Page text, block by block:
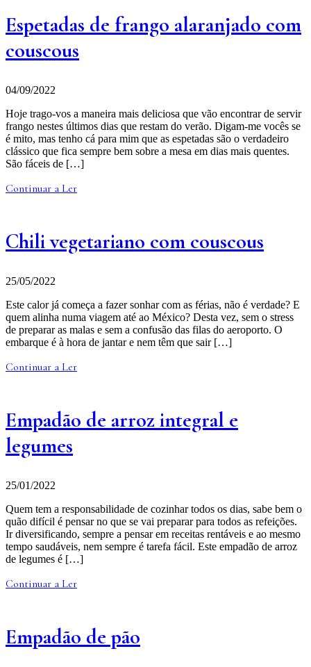
Espetadas de frango alaranjado com
couscous
04/09/2022
Hoje trago-vos a maneira mais deliciosa que vão encontrar de servir
frango nestes últimos dias que restam do verão. Digam-me vocês se
é mito, mas tenho cá para mim que as espetadas são o verdadeiro
clássico que fica sempre bem sobre a mesa em dias mais quentes.
São fáceis de […]
Continuar a Ler
Chili vegetariano com couscous
25/05/2022
Este calor já começa a fazer sonhar com as férias, não é verdade? E
quem alinha numa viagem até ao México? Desta vez, sem o stress
de preparar as malas e sem a confusão das filas do aeroporto. O
embarque é à hora de jantar e nem têm que sair […]
Continuar a Ler
Empadão de arroz integral e
legumes
25/01/2022
Quem tem a responsabilidade de cozinhar todos os dias, sabe bem o
quão difícil é pensar no que se vai preparar para todos as refeições.
Ir diversificando, sempre a pensar em receitas rentáveis e ao mesmo
tempo saudáveis, nem sempre é tarefa fácil. Este empadão de arroz
de legumes é […]
Continuar a Ler
Empadão de pão